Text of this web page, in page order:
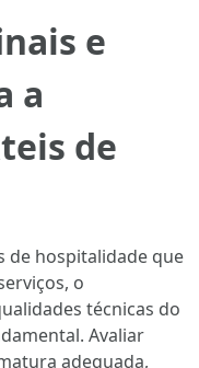
e
a
de
de hospitalidade que
o
técnicas do
Avaliar
adequada,